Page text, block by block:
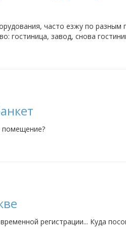
часто езжу по разным
гостиница, завод, снова
помещение?
регистрации... Куда